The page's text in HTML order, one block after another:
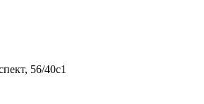
56/40с1